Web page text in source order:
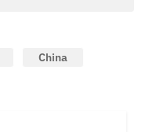
China